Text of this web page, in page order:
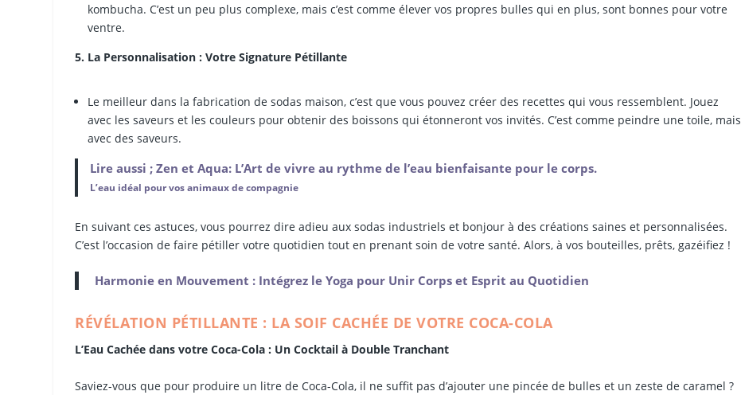
kombucha. C’est un peu plus complexe, mais c’est comme élever vos propres bulles qui en plus, sont bonnes pour votre
ventre.
5. La Personnalisation : Votre Signature Pétillante
Le meilleur dans la fabrication de sodas maison, c’est que vous pouvez créer des recettes qui vous ressemblent. Jouez
avec les saveurs et les couleurs pour obtenir des boissons qui étonneront vos invités. C’est comme peindre une toile, mais
avec des saveurs.
Lire aussi ; Zen et Aqua: L’Art de vivre au rythme de l’eau bienfaisante pour le corps.
L’eau idéal pour vos animaux de compagnie
En suivant ces astuces, vous pourrez dire adieu aux sodas industriels et bonjour à des créations saines et personnalisées.
C’est l’occasion de faire pétiller votre quotidien tout en prenant soin de votre santé. Alors, à vos bouteilles, prêts, gazéifiez !
Harmonie en Mouvement : Intégrez le Yoga pour Unir Corps et Esprit au Quotidien
RÉVÉLATION PÉTILLANTE : LA SOIF CACHÉE DE VOTRE COCA-COLA
L’Eau Cachée dans votre Coca-Cola : Un Cocktail à Double Tranchant
Saviez-vous que pour produire un litre de Coca-Cola, il ne suffit pas d’ajouter une pincée de bulles et un zeste de caramel ?